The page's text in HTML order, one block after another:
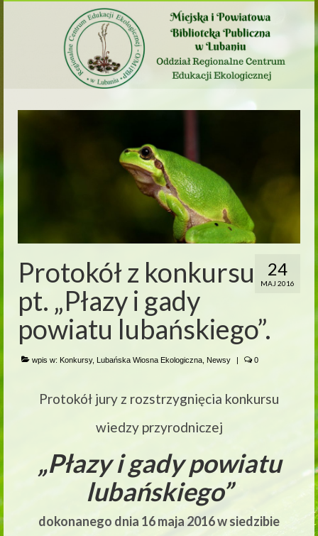
24
MAJ 2016
Protokół z konkursu
pt. „Płazy i gady
powiatu lubańskiego”.
wpis w: Konkursy, Lubańska Wiosna Ekologiczna Newsy | 0
Protokół jury z rozstrzygnięcia konkursu
wiedzy przyrodniczej
„Płazy i gady powiatu
lubańskiego”
dokonanego dnia 16 maja 2016 w siedzibie